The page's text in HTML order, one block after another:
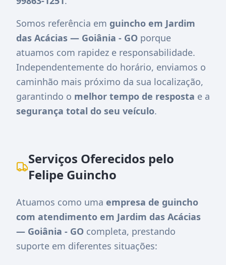
Somos referência em guincho em Jardim
das Acácias — Goiânia - GO porque
atuamos com rapidez e responsabilidade.
Independentemente do horário, enviamos o
caminhão mais próximo da sua localização,
garantindo o melhor tempo de resposta e a
segurança total do seu veículo.
Serviços Oferecidos pelo
Felipe Guincho
Atuamos como uma empresa de guincho
com atendimento em Jardim das Acácias
— Goiânia - GO completa, prestando
suporte em diferentes situações: